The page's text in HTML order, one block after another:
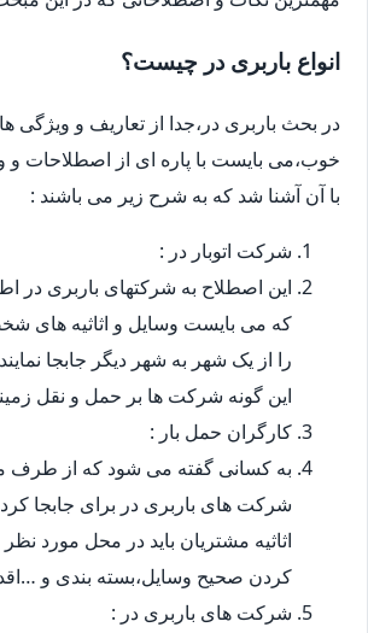
انواع باربری در چیست؟
در بحث باربری در،جدا از تعاریف و ویژگی
خوب،می بایست با پاره ای از اصطلاحات و
با آن آشنا شد که به شرح زیر می باشند :
شرکت اتوبار در :
این اصطلاح به شرکتهای باربری در
که می بایست وسایل و اثاثیه های
را از یک شهر به شهر دیگر جابجا
این گونه شرکت ها بر حمل و نقل
کارگران حمل بار :
به کسانی گفته می شود که از
شرکت های باربری در برای جابجا
اثاثیه مشتریان باید در محل مورد
کردن صحیح وسایل،بسته بندی و
شرکت های باربری در :